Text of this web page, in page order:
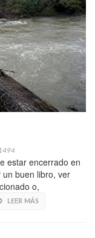
1494
estar encerrado en
buen libro, ver
o,
LEER MÁS